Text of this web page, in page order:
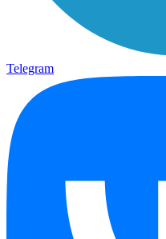
Telegram